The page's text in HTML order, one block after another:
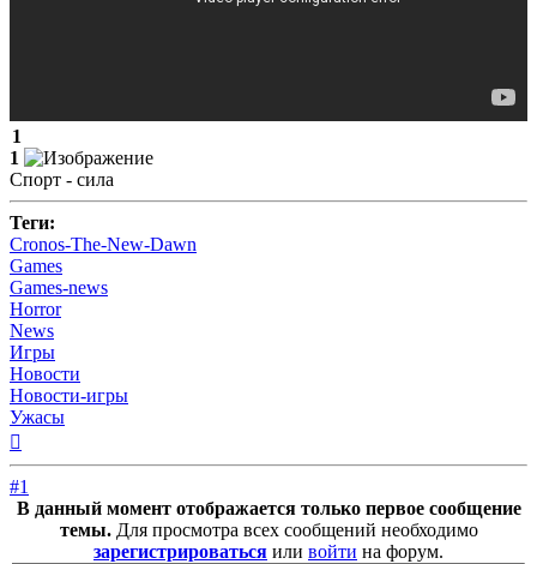
1
1
Спорт - сила
Теги:
Cronos-The-New-Dawn
Games
Games-news
Horror
News
Игры
Новости
Новости-игры
Ужасы
началу
#1
В данный момент отображается только первое сообщение
темы.Для просмотра всех сообщений необходимо
зарегистрироваться или войти на форум.